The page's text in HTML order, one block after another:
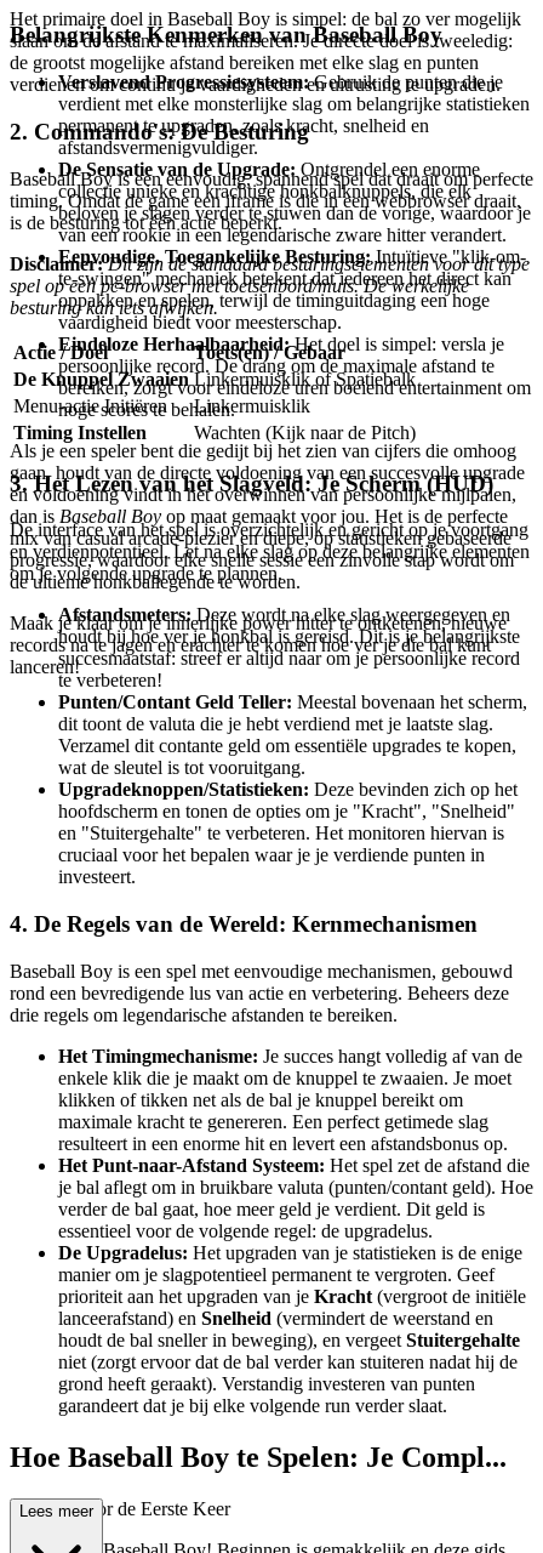
Belangrijkste Kenmerken van Baseball Boy
Verslavend Progressiesysteem:Gebruik de punten die je
verdient met elke monsterlijke slag om belangrijke statistieken
permanent te upgraden, zoals kracht, snelheid en
afstandsvermenigvuldiger.
De Sensatie van de Upgrade: Ontgrendel een enorme
collectie unieke en krachtige honkbalknuppels, die elk
beloven je slagen verder te stuwen dan de vorige, waardoor je
van een rookie in een legendarische zware hitter verandert.
Eenvoudige, Toegankelijke Besturing:Intuïtieve "klik-om-
te-swingen" mechaniek betekent dat iedereen het direct kan
oppakken en spelen, terwijl de timinguitdaging een hoge
vaardigheid biedt voor meesterschap.
Eindeloze Herhaalbaarheid:Het doel is simpel: versla je
persoonlijke record. De drang om de maximale afstand te
bereiken, zorgt voor eindeloze uren boeiend entertainment om
hoge scores te behalen.
Als je een speler bent die gedijt bij het zien van cijfers die omhoog
gaan, houdt van de directe voldoening van een succesvolle upgrade
en voldoening vindt in het overwinnen van persoonlijke mijlpalen,
dan is Baseball Boy op maat gemaakt voor jou. Het is de perfecte
mix van casual arcade-plezier en diepe, op statistieken gebaseerde
progressie, waardoor elke snelle sessie een zinvolle stap wordt om
de ultieme honkballegende te worden.
Maak je klaar om je innerlijke power hitter te ontketenen, nieuwe
records na te jagen en erachter te komen hoe ver je die bal kunt
lanceren!
Het primaire doel in Baseball Boy is simpel: de bal zo ver mogelijk
slaan om de afstand te maximaliseren. Je directe doel is tweeledig:
de grootst mogelijke afstand bereiken met elke slag en punten
verdienen om continu je vaardigheden en uitrusting te upgraden.
2. Commando's: De Besturing
Baseball Boy is een eenvoudig, spannend spel dat draait om perfecte
timing. Omdat de game een iframe is die in een webbrowser draait,
is de besturing tot één actie beperkt.
Disclaimer: Dit zijn de standaard besturingselementen voor dit type
spel op een pc-browser met toetsenbord/muis. De werkelijke
besturing kan iets afwijken.
Actie / Doel
Toets(en) / Gebaar
De Knuppel Zwaaien Linkermuisklik of Spatiebalk
Menu-actie Initiëren
Linkermuisklik
Timing Instellen
Wachten (Kijk naar de Pitch)
3. Het Lezen van het Slagveld: Je Scherm (HUD)
De interface van het spel is overzichtelijk en gericht op je voortgang
en verdienpotentieel. Let na elke slag op deze belangrijke elementen
om je volgende upgrade te plannen.
Afstandsmeters: Deze wordt na elke slag weergegeven en
houdt bij hoe ver je honkbal is gereisd. Dit is je belangrijkste
succesmaatstaf: streef er altijd naar om je persoonlijke record
te verbeteren!
Punten/Contant Geld Teller: Meestal bovenaan het scherm,
dit toont de valuta die je hebt verdiend met je laatste slag.
Verzamel dit contante geld om essentiële upgrades te kopen,
wat de sleutel is tot vooruitgang.
Upgradeknoppen/Statistieken: Deze bevinden zich op het
hoofdscherm en tonen de opties om je "Kracht", "Snelheid"
en "Stuitergehalte" te verbeteren. Het monitoren hiervan is
cruciaal voor het bepalen waar je je verdiende punten in
investeert.
4. De Regels van de Wereld: Kernmechanismen
Baseball Boy is een spel met eenvoudige mechanismen, gebouwd
rond een bevredigende lus van actie en verbetering. Beheers deze
drie regels om legendarische afstanden te bereiken.
Het Timingmechanisme: Je succes hangt volledig af van de
enkele klik die je maakt om de knuppel te zwaaien. Je moet
klikken of tikken net als de bal je knuppel bereikt om
maximale kracht te genereren. Een perfect getimede slag
resulteert in een enorme hit en levert een afstandsbonus op.
Het Punt-naar-Afstand Systeem: Het spel zet de afstand die
je bal aflegt om in bruikbare valuta (punten/contant geld). Hoe
verder de bal gaat, hoe meer geld je verdient. Dit geld is
essentieel voor de volgende regel: de upgradelus.
De Upgradelus: Het upgraden van je statistieken is de enige
manier om je slagpotentieel permanent te vergroten. Geef
prioriteit aan het upgraden van je Kracht (vergroot de initiële
lanceerafstand) en Snelheid (vermindert de weerstand en
houdt de bal sneller in beweging), en vergeet Stuitergehalte
niet (zorgt ervoor dat de bal verder kan stuiteren nadat hij de
grond heeft geraakt). Verstandig investeren van punten
garandeert dat je bij elke volgende run verder slaat.
Hoe Baseball Boy te Spelen: Je Compl...
ete Gids voor de Eerste Keer
Lees meer